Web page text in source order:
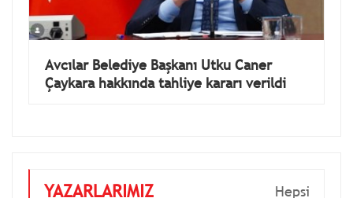
Avcılar Belediye Başkanı Utku Caner
Çaykara hakkında tahliye kararı verildi
YAZARLARIMIZ Hepsi